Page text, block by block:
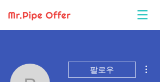
팔로우